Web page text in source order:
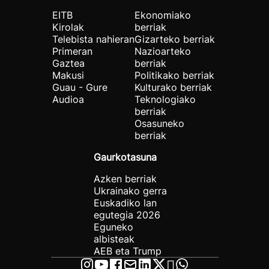
EITB
Kirolak
Telebista nahieran
Primeran
Gaztea
Makusi
Guau - Gure
Audioa
Ekonomiako
berriak
Gizarteko berriak
Nazioarteko
berriak
Politikako berriak
Kulturako berriak
Teknologiako
berriak
Osasuneko
berriak
Gaurkotasuna
Azken berriak
Ukrainako gerra
Euskadiko lan
egutegia 2026
Eguneko
albisteak
AEB eta Trump